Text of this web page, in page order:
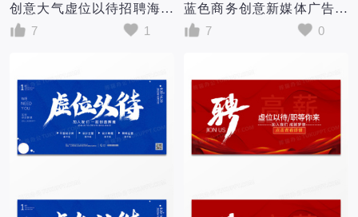
创意大气虚位以待招聘海报设计
7
1
蓝色商务创意新媒体广告位虚位以待招租海报模板
7
0